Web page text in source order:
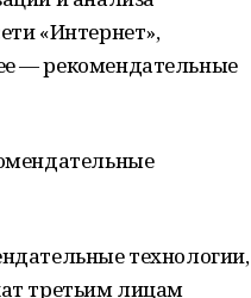
«Интернет»,
— рекомендательные
технологии,
третьим лицам